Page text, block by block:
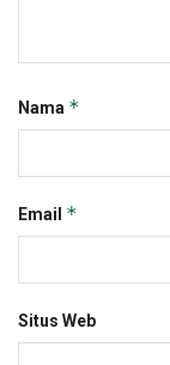
Nama *
Email *
Situs Web